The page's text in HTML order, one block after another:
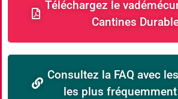
Téléchargez le
Cantines
Consultez la FAQ avec
les plus